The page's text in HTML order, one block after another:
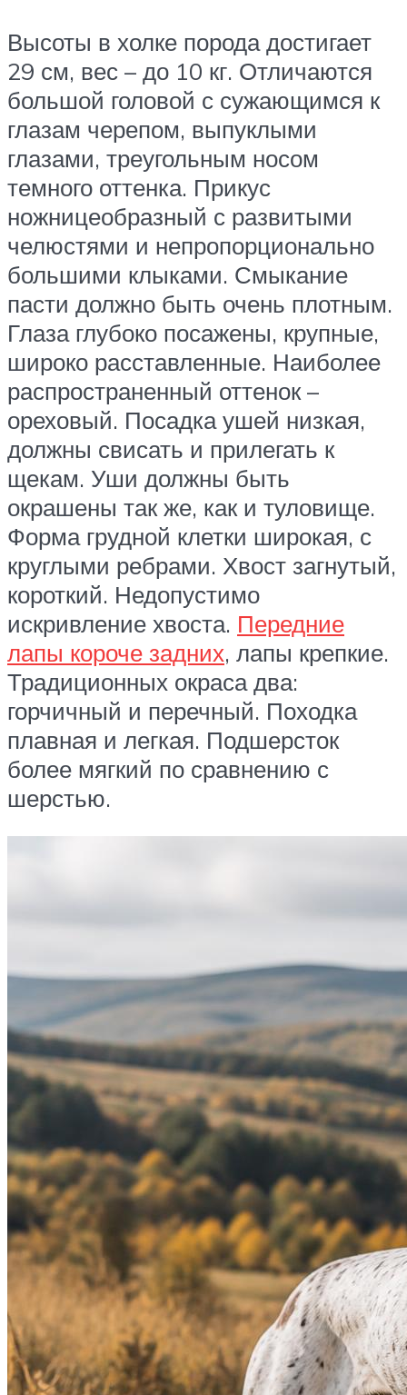
Высоты в холке порода достигает
29 см, вес – до 10 кг. Отличаются
большой головой с сужающимся к
глазам черепом, выпуклыми
глазами, треугольным носом
темного оттенка. Прикус
ножницеобразный с развитыми
челюстями и непропорционально
большими клыками. Смыкание
пасти должно быть очень плотным.
Глаза глубоко посажены, крупные,
широко расставленные. Наиболее
распространенный оттенок –
ореховый. Посадка ушей низкая,
должны свисать и прилегать к
щекам. Уши должны быть
окрашены так же, как и туловище.
Форма грудной клетки широкая, с
круглыми ребрами. Хвост загнутый,
короткий. Недопустимо
искривление хвоста. Передние
лапы короче задних, лапы крепкие.
Традиционных окраса два:
горчичный и перечный. Походка
плавная и легкая. Подшерсток
более мягкий по сравнению с
шерстью.